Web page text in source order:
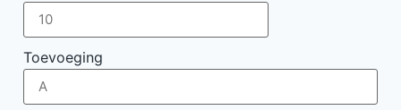
Toevoeging